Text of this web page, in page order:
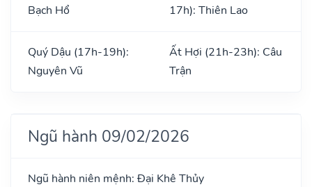
Bạch Hổ
17h): Thiên Lao
Quý Dậu (17h-19h):
Nguyên Vũ
Ất Hợi (21h-23h): Câu
Trận
Ngũ hành 09/02/2026
Ngũ hành niên mệnh: Đại Khê Thủy